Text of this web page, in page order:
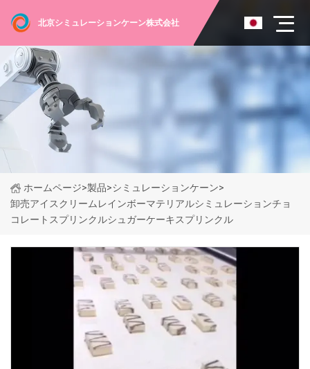
北京シミュレーションケーン株式会社
ホームページ>製品>シミュレーションケーン>
卸売アイスクリームレインボーマテリアルシミュレーションチョ
コレートスプリンクルシュガーケーキスプリンクル